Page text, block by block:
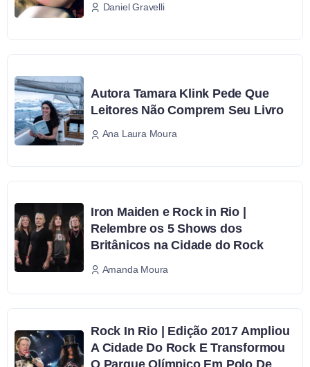
Daniel Gravelli
Autora Tamara Klink Pede Que
Leitores Não Comprem Seu Livro
Ana Laura Moura
Iron Maiden e Rock in Rio |
Relembre os 5 Shows dos
Britânicos na Cidade do Rock
Amanda Moura
Rock In Rio | Edição 2017 Ampliou
A Cidade Do Rock E Transformou